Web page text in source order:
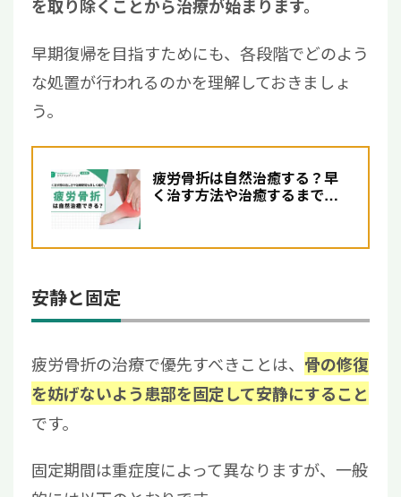
を取り除くことから治療が始まります。
早期復帰を目指すためにも、各段階でどのよう
な処置が行われるのかを理解しておきましょ
う。
疲労骨折は自然治癒する？早
く治す方法や治癒するまでの
安静と固定
疲労骨折の治療で優先すべきことは、 骨の修復
を妨げないよう患部を固定して安静にすること
です。
固定期間は重症度によって異なりますが、一般